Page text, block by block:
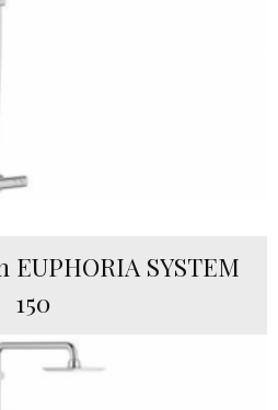
EUPHORIA SYSTEM
150